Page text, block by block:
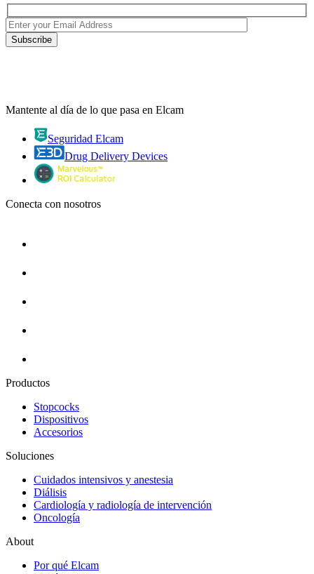
Mantente al día de lo que pasa en Elcam
Seguridad Elcam
Drug Delivery Devices
Conecta con nosotros
Productos
Stopcocks
Dispositivos
Accesorios
Soluciones
Cuidados intensivos y anestesia
Diálisis
Cardiología y radiología de intervención
Oncología
About
Por qué Elcam